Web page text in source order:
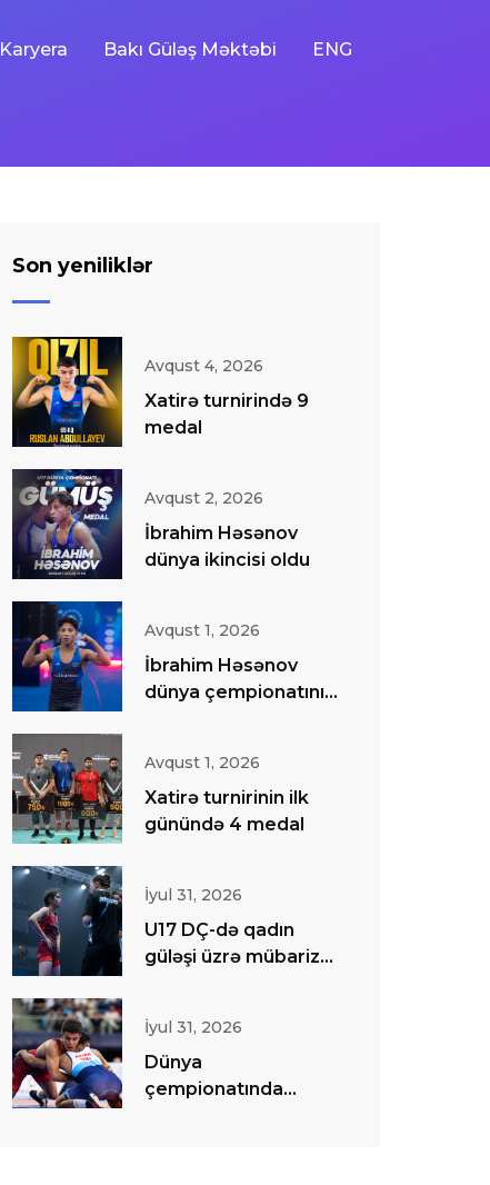
Karyera Bakı Güləş Məktəbi ENG
Son yeniliklər
Avqust 4, 2026
Xatirə turnirində 9
medal
Avqust 2, 2026
İbrahim Həsənov
dünya ikincisi oldu
Avqust 1, 2026
İbrahim Həsənov
dünya çempionatının
Avqust 1, 2026
Xatirə turnirinin ilk
günündə 4 medal
İyul 31, 2026
U17 DÇ-də qadın
güləşi üzrə mübarizə
İyul 31, 2026
Dünya
çempionatında